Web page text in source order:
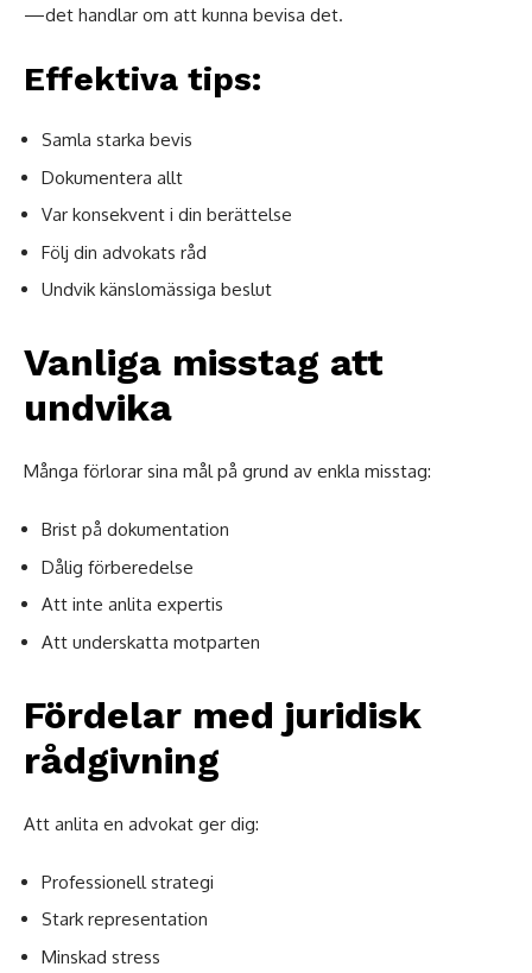
—det handlar om att kunna bevisa det.
Effektiva tips:
Samla starka bevis
Dokumentera allt
Var konsekvent i din berättelse
Följ din advokats råd
Undvik känslomässiga beslut
Vanliga misstag att
undvika
Många förlorar sina mål på grund av enkla misstag:
Brist på dokumentation
Dålig förberedelse
Att inte anlita expertis
Att underskatta motparten
Fördelar med juridisk
rådgivning
Att anlita en advokat ger dig:
Professionell strategi
Stark representation
Minskad stress